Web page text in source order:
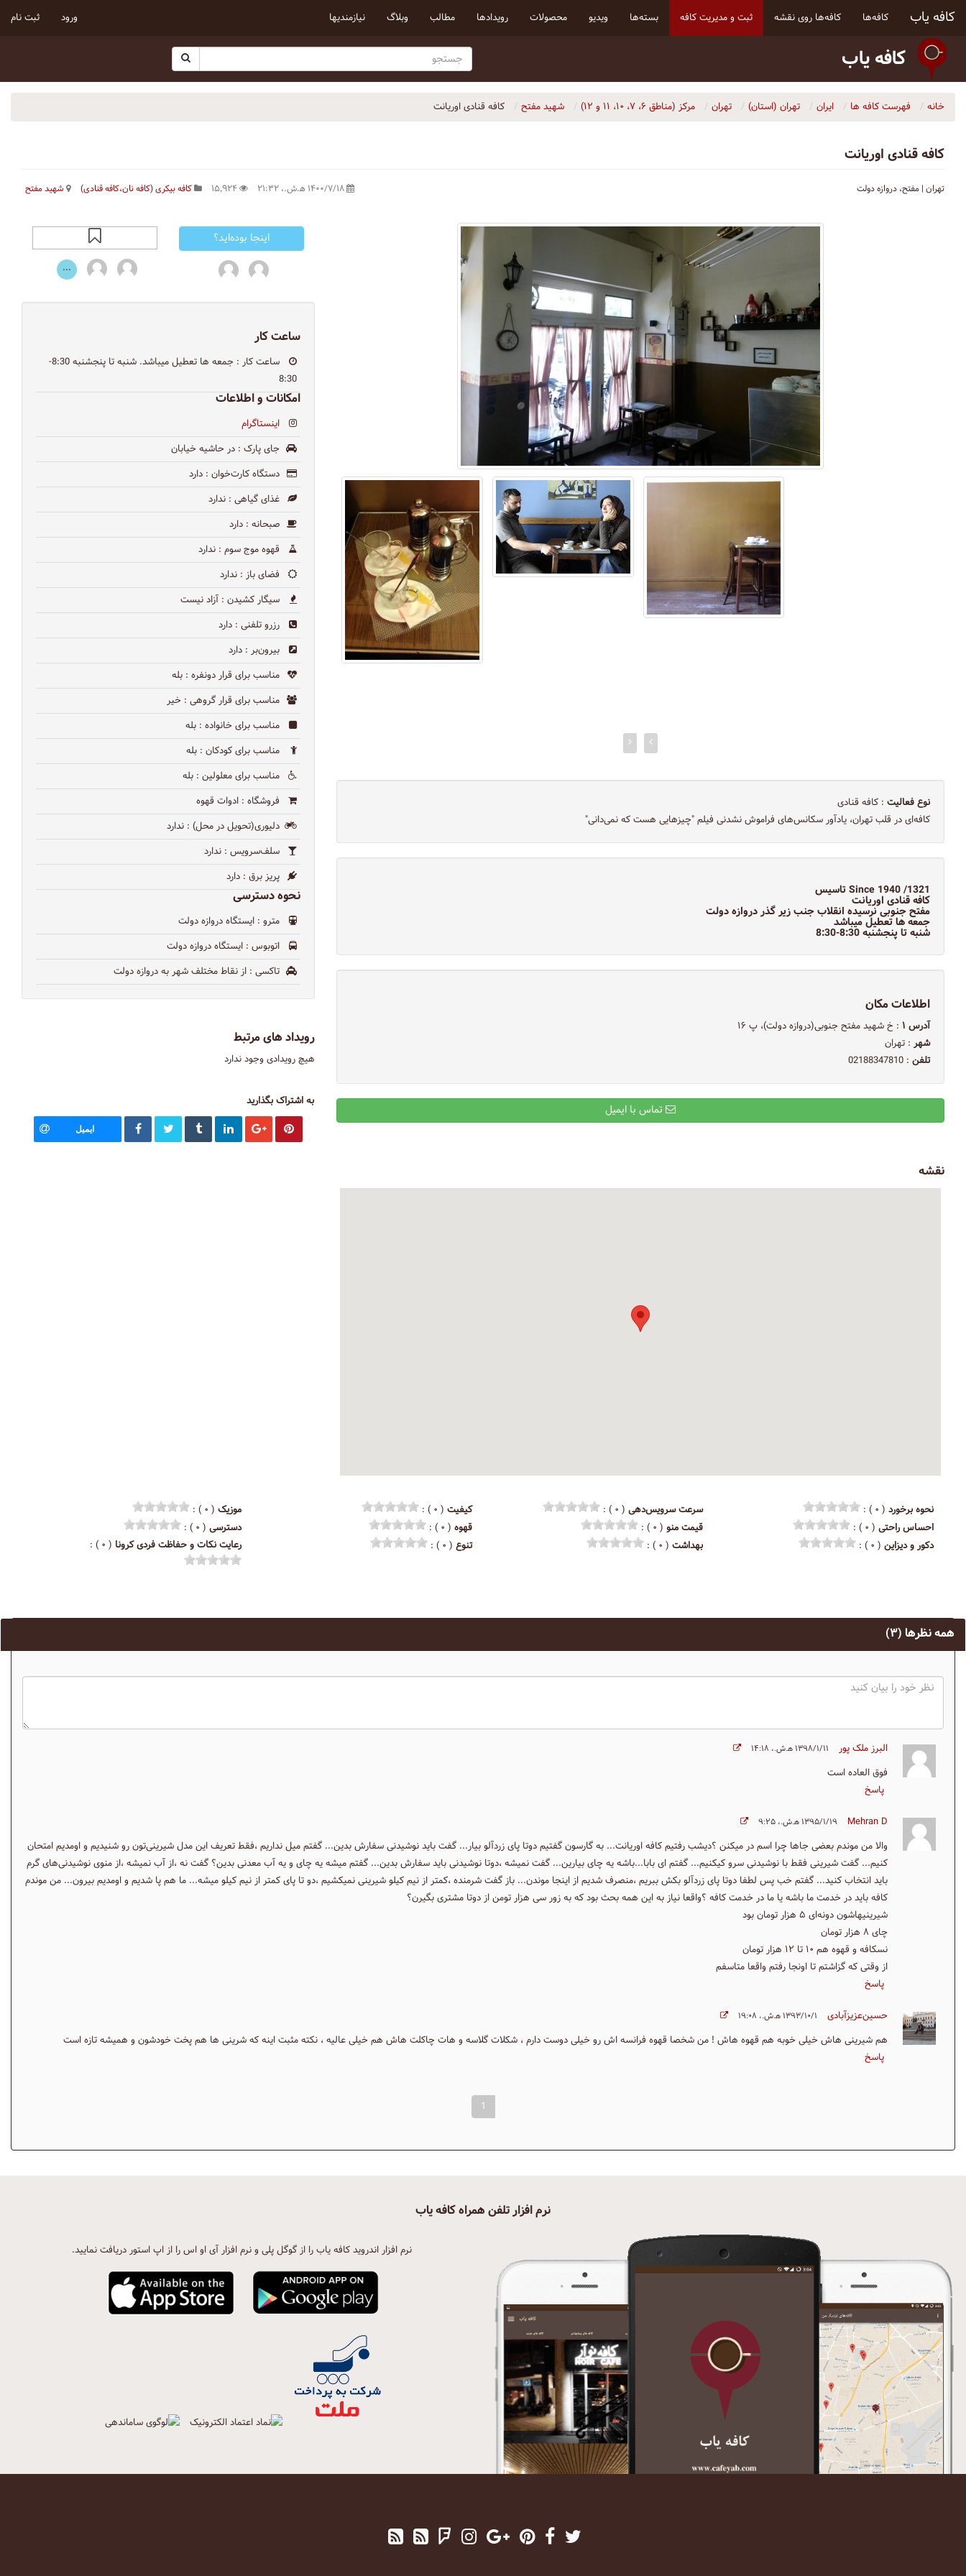
کافه یاب کافه‌ها کافه‌ها روی نقشه ثبت و مدیریت کافه بسته‌ها ویدیو محصولات رویداد‌ها مطالب وبلاگ نیازمندیها ورود ثبت نام
کافه یاب
خانه فهرست کافه ها ایران تهران (استان) تهران مرکز (مناطق ۶، ۷، ۱۰، ۱۱ و ۱۲) شهید مفتح کافه قنادی اوریانت
کافه قنادی اوریانت
کافه بیکری (کافه نان،کافه قنادی) شهید مفتح تهران | مفتح، دروازه دولت
نوع فعالیت : کافه قنادی
کافه‌ای در قلب تهران، یادآور سکانس‌های فراموش نشدنی فیلم "چیزهایی هست که نمی‌دانی"
Since 1940 /1321 تاسیس
کافه قنادی اوریانت
مفتح جنوبی نرسیده انقلاب جنب زیر گذر دروازه دولت
جمعه ها تعطیل میباشد
شنبه تا پنجشنبه 8:30-8:30
اطلاعات مکان
آدرس ۱
: خ شهید مفتح جنوبی(دروازه دولت)، پ ۱۶
شهر : تهران
تلفن : 02188347810
نقشه
اینجا بوده‌اید؟
...
ساعت کار
ساعت کار
: جمعه ها تعطیل میباشد. شنبه تا پنجشنبه 8:30-
8:30
امکانات و اطلاعات
اینستاگرام
جای پارک : در حاشیه خیابان
دستگاه کارت‌خوان : دارد
غذای گیاهی : ندارد
صبحانه : دارد
قهوه موج سوم : ندارد
فضای باز : ندارد
سیگار کشیدن : آزاد نیست
رزرو تلفنی : دارد
بیرون‌بر : دارد
مناسب برای قرار دونفره : بله
مناسب برای قرار گروهی : خیر
مناسب برای خانواده : بله
مناسب برای کودکان : بله
مناسب برای معلولین : بله
فروشگاه : ادوات قهوه
دلیوری(تحویل در محل) : ندارد
سلف‌سرویس : ندارد
پریز برق : دارد
نحوه دسترسی
مترو : ایستگاه دروازه دولت
اتوبوس : ایستگاه دروازه دولت
تاکسی : از نقاط مختلف شهر به دروازه دولت
رویداد های مرتبط
هیچ رویدادی وجود ندارد
به اشتراک بگذارید
ایمیل
نحوه برخورد ( ۰ ) : سرعت سرویس‌دهی ( ۰ ) : کیفیت ( ۰ ) : موزیک ( ۰ ) :
احساس راحتی ( ۰ ) : قیمت منو ( ۰ ) : قهوه ( ۰ ) : دسترسی ( ۰ ) :
دکور و دیزاین ( ۰ ) : بهداشت ( ۰ ) : تنوع ( ۰ ) : رعایت نکات و حفاظت فردی کرونا ( ۰ ) :
همه نظرها (۳)
البرز ملک پور ۱۳۹۸/۱/۱۱ ه‍.ش.،‏ ۱۴:۱۸
فوق العاده است
پاسخ
Mehran D
۱۳۹۵/۱/۱۹ ه‍.ش.،‏ ۹:۲۵
والا من موندم بعضی جاها چرا اسم در میکنن ؟دیشب رفتیم کافه اوریانت... به گارسون گفتیم دوتا پای زردآلو بیار... گفت باید نوشیدنی سفارش بدین... گفتم میل نداریم ،فقط تعریف این مدل شیرینی‌تون رو شنیدیم و اومدیم امتحان
کنیم... گفت شیرینی فقط با نوشیدنی سرو کیکنیم... گفتم ای بابا...باشه یه چای بیارین... گفت نمیشه ،دوتا نوشیدنی باید سفارش بدین... گفتم میشه یه چای و یه آب معدنی بدین؟ گفت نه ،از آب نمیشه ،از منوی نوشیدنی‌های گرم
باید انتخاب کنید... گفتم خب پس لطفا دوتا پای زردآلو بکش ببریم ،منصرف شدیم از اینجا موندن... باز گفت شرمنده ،کمتر از نیم کیلو شیرینی نمیکشیم ،دو تا پای کمتر از نیم کیلو میشه... ما هم پا شدیم و اومدیم بیرون... من موندم
کافه باید در خدمت ما باشه یا ما در خدمت کافه ؟واقعا نیاز به این همه بحث بود که به زور سی هزار تومن از دوتا مشتری بگیرن؟
شیرینیهاشون دونه‌ای ۵ هزار تومان بود
چای ۸ هزار تومان
نسکافه و قهوه هم ۱۰ تا ۱۲ هزار تومان
از وقتی که گزاشتم تا اونجا رفتم واقعا متاسفم
پاسخ
حسین‌عزیزآبادی
۱۳۹۳/۱۰/۱ ه‍.ش.،‏ ۱۹:۰۸
هم شیرینی هاش خیلی خوبه هم قهوه هاش ! من شخصا قهوه فرانسه اش رو خیلی دوست دارم ، شکلات گلاسه و هات چاکلت هاش هم خیلی عالیه ، نکته مثبت اینه که شرینی ها هم پخت خودشون و همیشه تازه است
پاسخ
1
نرم افزار تلفن همراه کافه یاب
نرم افزار اندروید کافه یاب را از گوگل پلی و نرم افزار آی او اس را از اپ استور دریافت نمایید.